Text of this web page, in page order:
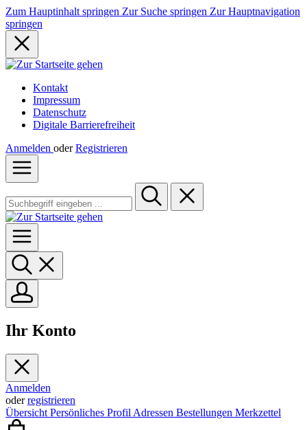
Zum Hauptinhalt springen Zur Suche springen Zur Hauptnavigation
springen
Kontakt
Impressum
Datenschutz
Digitale Barrierefreiheit
Anmelden oder Registrieren
Ihr Konto
Anmelden
oderregistrieren
Übersicht Persönliches Profil Adressen Bestellungen Merkzettel